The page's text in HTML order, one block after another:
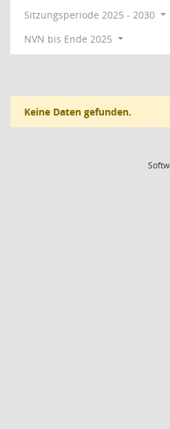
Sitzungsperiode 2025 - 2030
NVN bis Ende 2025
Keine Daten gefunden.